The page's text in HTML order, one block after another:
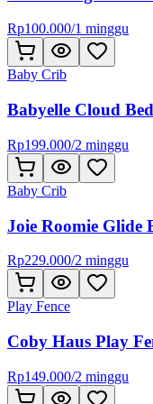
Rp100.000/1 minggu
Baby Crib
Babyelle Cloud
Rp199.000/2 minggu
Baby Crib
Joie Roomie Glide
Rp229.000/2 minggu
Play Fence
Coby Haus Play
Rp149.000/2 minggu